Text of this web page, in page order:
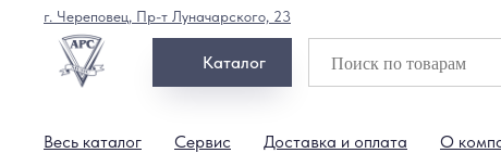
Каталог
Весь каталог Сервис Доставка и оплата О
г. Череповец, Пр-т Луначарского, 23